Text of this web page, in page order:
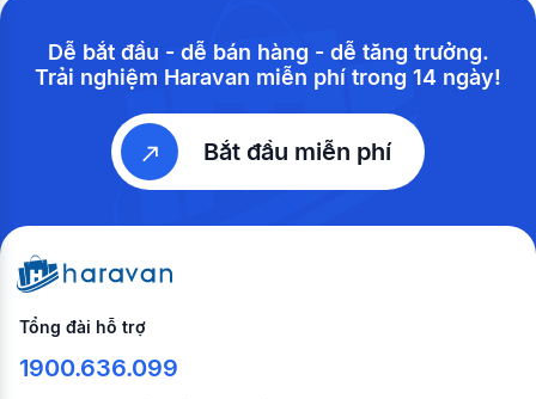
Dễ bắt đầu - dễ bán hàng - dễ tăng trưởng.
Trải nghiệm Haravan miễn phí trong 14 ngày!
Bắt đầu miễn phí
Tổng đài hỗ trợ
1900.636.099